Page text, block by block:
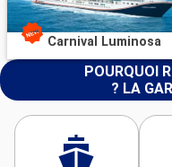
Carnival Luminosa
POURQUOI
? LA